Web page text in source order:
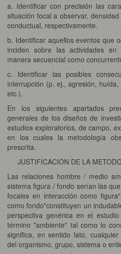
a. Identificar con precisión las
situación focal a observar,
conductual, respectivamente.
b. Identificar aquellos eventos que
inciden sobre las actividades
manera secuencial como
c. Identificar las posibles
interrupción (p. ej., agresión,
etc.).
En los siguientes apartados
generales de los diseños de
estudios exploratorios, de campo,
en los cuales la metodología
prescrita.
JUSTIFICACION DE LA
Las relaciones hombre / medio
sistema figura / fondo serían las
focales en interacción como
como fondo"constituyen un
perspectiva genérica en el
término "ambiente" tal como lo
significa, en sentido lato,
del organismo, grupo, sistema o